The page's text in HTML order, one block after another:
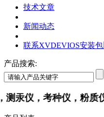
技术文章
新闻动态
联系XVDEVIOS安装包
产品搜索:
仪，考种仪，粉质仪